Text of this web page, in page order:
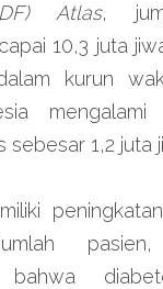
Atlas,
10,3 juta
kurun
mengalami
sebesar 1,2 juta
pasien,
bahwa